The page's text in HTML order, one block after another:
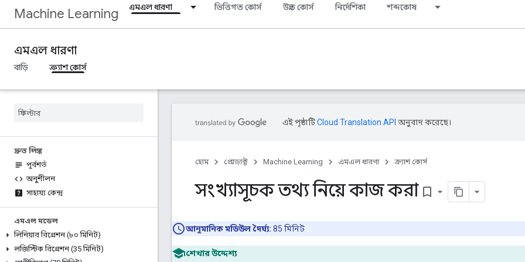
Machine Learning এমএল ধারণা ভিত্তিগত কোর্স উন্নত কোর্স নির্দেশিকা শব্দকোষ
এমএল ধারণা
বাড়ি ক্র্যাশ কোর্স
দ্রুত লিঙ্ক
পূর্বশর্ত
অনুশীলন
সাহায্য কেন্দ্র
এমএল মডেল
লিনিয়ার রিগ্রেশন (৮০ মিনিট)
লজিস্টিক রিগ্রেশন (35 মিনিট)
এই পৃষ্ঠাটিCloud Translation API অনুবাদ করেছে।
হোম প্রোডাক্ট Machine Learning এমএল ধারণা ক্র্যাশ কোর্স
সংখ্যাসূচক তথ্য নিয়ে কাজ করা bookmark_border
আনুমানিক মডিউল দৈর্ঘ্য: 85 মিনিট
শেখার উদ্দেশ্য